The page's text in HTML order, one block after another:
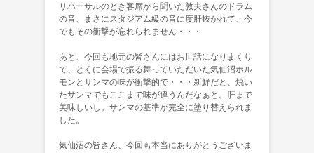
リハーサルのとき客席から聞いた敦夫さんのドラム
の音、まさにスタジアム級の音に度肝抜かれて、今
でもその衝撃が忘れられません・・・
あと、今回も地元の皆さんにはお世話になりまくり
で、とくに会場で振る舞っていただいた気仙沼ホル
モンとサンマの味が衝撃的で・・・新鮮だと、焼い
たサンマでもここまで味が違うんだなぁと。肝まで
美味しいし。サンマの基準が完全に塗り替えられま
した。
気仙沼の皆さん、今回も本当にありがとうございま